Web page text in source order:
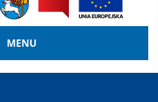
MENU